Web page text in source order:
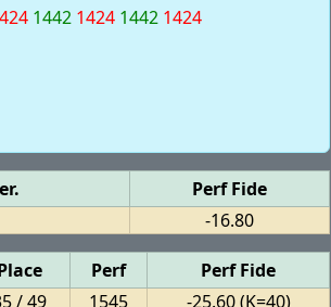
1442 1424 1442 1424
Perf Fide
-16.80
Perf
Perf Fide
/ 49 1545 -25.60 (K=40)